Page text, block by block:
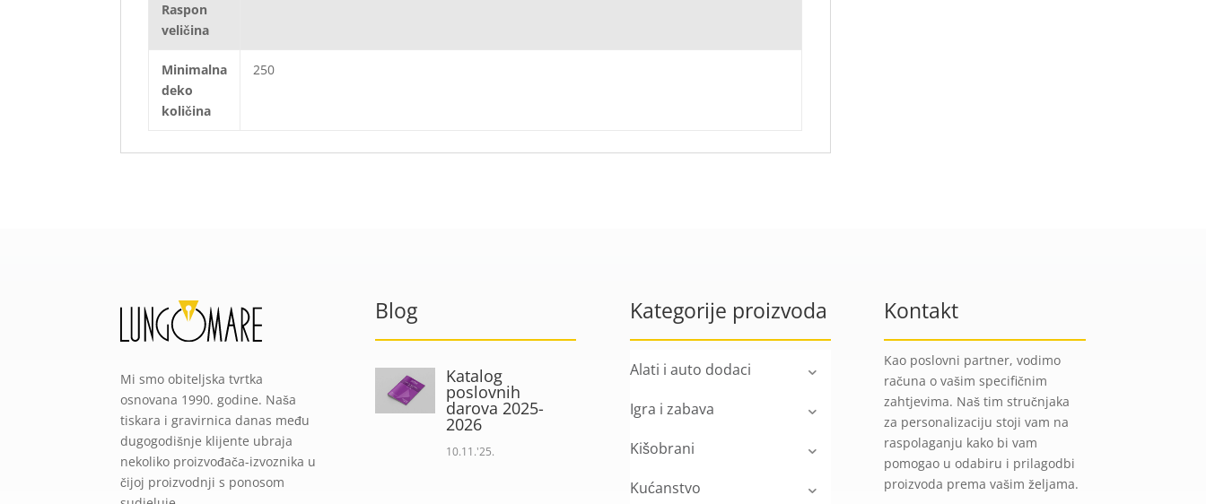
Raspon
veličina
Minimalna
deko
količina
250
Mi smo obiteljska tvrtka
osnovana 1990. godine. Naša
tiskara i gravirnica danas među
dugogodišnje klijente ubraja
nekoliko proizvođača-izvoznika u
čijoj proizvodnji s ponosom
Blog
Katalog
poslovnih
darova 2025-
2026
10.11.'25.
Kategorije proizvoda
Alati i auto dodaci
Igra i zabava
Kišobrani
Kućanstvo
Kontakt
Kao poslovni partner, vodimo
računa o vašim specifičnim
zahtjevima. Naš tim stručnjaka
za personalizaciju stoji vam na
raspolaganju kako bi vam
pomogao u odabiru i prilagodbi
proizvoda prema vašim željama.